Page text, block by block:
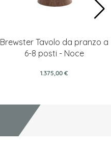
Brewster Tavolo da pranzo a
6-8 posti - Noce
1.375,00 €